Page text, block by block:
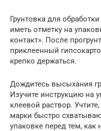
Грунтовка для
иметь отметку на
контакт». После
приклеенный
крепко держаться.
Дождитесь высыхания
Изучите инструкцию на
клеевой раствор.
марки быстро
упаковке перед тем, как